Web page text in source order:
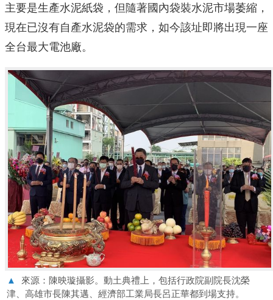
主要是生產水泥紙袋，但隨著國內袋裝水泥市場萎縮，
現在已沒有自產水泥袋的需求，如今該址即將出現一座
全台最大電池廠。
▲
來源：陳映璇攝影。動土典禮上，包括行政院副院長沈榮
津、高雄市長陳其邁、經濟部工業局長呂正華都到場支持。